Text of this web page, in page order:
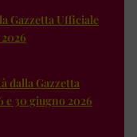
Gazzetta Ufficiale
dalla Gazzetta
e 30 giugno 2026